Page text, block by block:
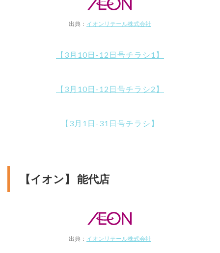
出典： イオンリテール株式会社
【3月10日-12日号チラシ1】
【3月10日-12日号チラシ2】
【3月1日-31日号チラシ】
【イオン】 能代店
出典： イオンリテール株式会社